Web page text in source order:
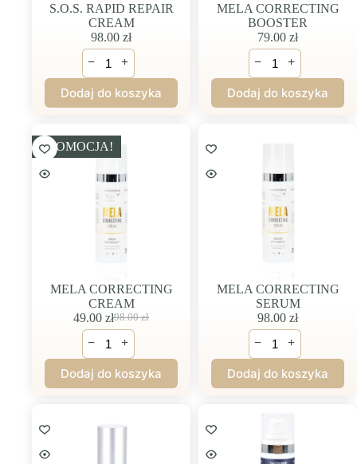
S.O.S. RAPID REPAIR
CREAM
98.00 zł
ilość
S.O.S.
RAPID
REPAIR
CREAM
− +
Dodaj do koszyka
MELA CORRECTING
BOOSTER
79.00 zł
ilość
MELA
CORRECTING
BOOSTER
− +
Dodaj do koszyka
PROMOCJA!
MELA CORRECTING
CREAM
98.00zł
Pierwotna
cena
wynosiła:
98.00 zł.
49.00 złAktualna
cena
wynosi:
49.00 zł.
ilość
MELA
CORRECTING
CREAM
− +
Dodaj do koszyka
MELA CORRECTING
SERUM
98.00 zł
ilość
MELA
CORRECTING
SERUM
− +
Dodaj do koszyka